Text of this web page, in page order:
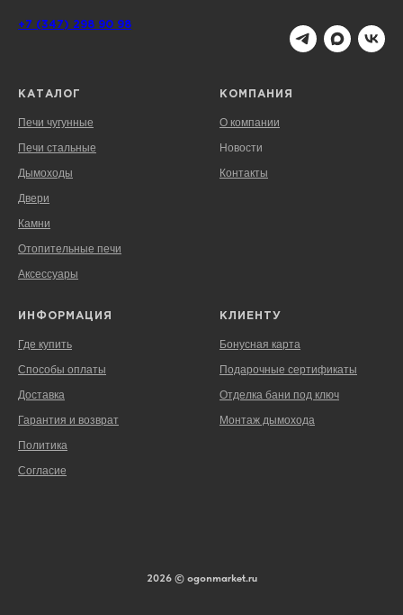
+7 (347) 298 90 98
КАТАЛОГ
Печи чугунные
Печи стальные
Дымоходы
Двери
Камни
Отопительные печи
Аксессуары
КОМПАНИЯ
О компании
Новости
Контакты
ИНФОРМАЦИЯ
Где купить
Способы оплаты
Доставка
Гарантия и возврат
Политика
Согласие
КЛИЕНТУ
Бонусная карта
Подарочные сертификаты
Отделка бани под ключ
Монтаж дымохода
2026 © ogonmarket.ru